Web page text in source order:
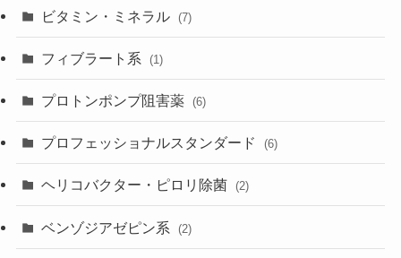
ビタミン・ミネラル (7)
フィブラート系 (1)
プロトンポンプ阻害薬 (6)
プロフェッショナルスタンダード (6)
ヘリコバクター・ピロリ除菌 (2)
ベンゾジアゼピン系 (2)